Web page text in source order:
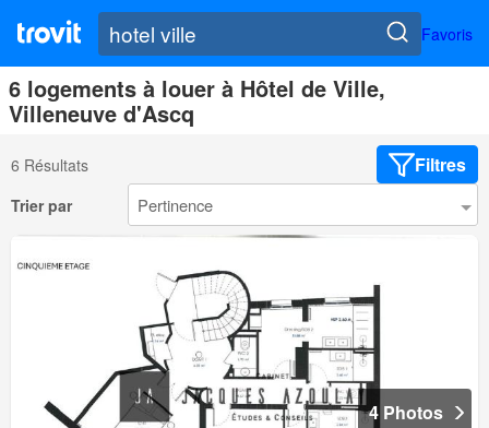
Favoris
6 logements à louer à Hôtel de Ville,
Villeneuve d'Ascq
6 Résultats Filtres
Trier par
4 Photos